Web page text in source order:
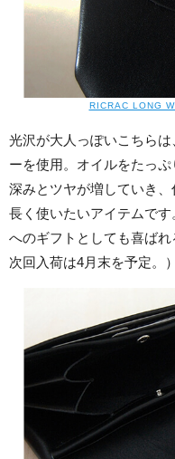
RICRAC LONG
光沢が大人っぽいこちら
ーを使用。オイルをたっ
深みとツヤが増していき、
長く使いたいアイテムで
へのギフトとしても喜ばれ
次回入荷は4月末を予定。）